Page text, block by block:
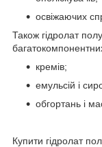
освіжаючих
Також гідролат
кремів;
емульсій і
обгортань і
Купити гідролат